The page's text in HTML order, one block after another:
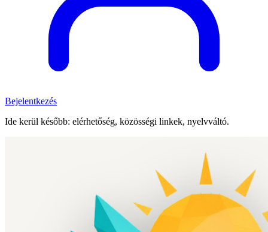
Bejelentkezés
Ide kerül később: elérhetőség, közösségi linkek, nyelvváltó.